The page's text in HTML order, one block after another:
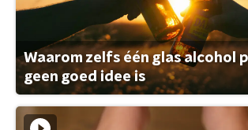
Waarom zelfs één glas alcohol
geen goed idee is